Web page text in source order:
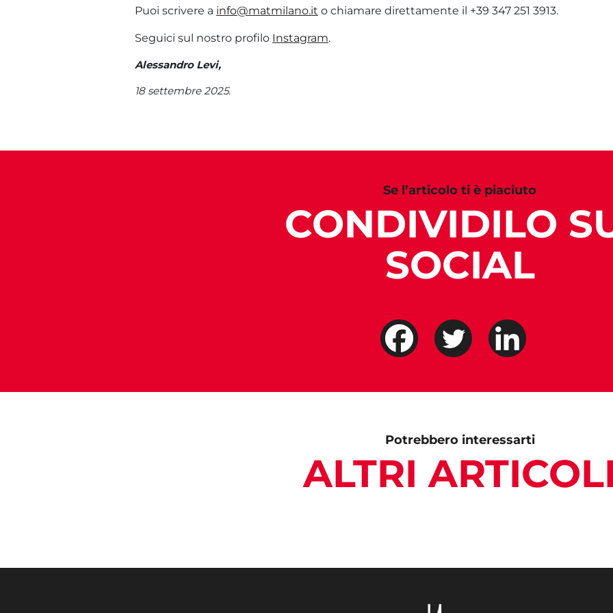
Puoi scrivere a info@matmilano.it o chiamare direttamente il +39 347 251 3913.
Seguici sul nostro profilo Instagram.
Alessandro Levi,
18 settembre 2025.
Se l’articolo ti è piaciuto
CONDIVIDILO
SOCIAL
Potrebbero interessarti
ALTRI